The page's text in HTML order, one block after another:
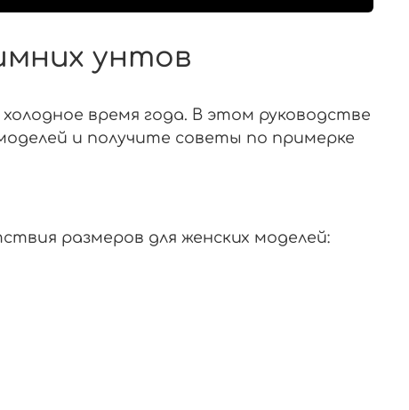
унтов
время года. В этом руководстве
и получите советы по примерке
размеров для женских моделей: